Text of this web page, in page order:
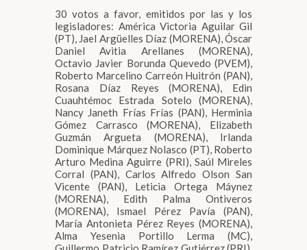
30 votos a favor, emitidos por las y los
legisladores: América Victoria Aguilar Gil
(PT), Jael Argüelles Díaz (MORENA), Óscar
Daniel Avitia Arellanes (MORENA),
Octavio Javier Borunda Quevedo (PVEM),
Roberto Marcelino Carreón Huitrón (PAN),
Rosana Díaz Reyes (MORENA), Edin
Cuauhtémoc Estrada Sotelo (MORENA),
Nancy Janeth Frías Frías (PAN), Herminia
Gómez Carrasco (MORENA), Elizabeth
Guzmán Argueta (MORENA), Irlanda
Dominique Márquez Nolasco (PT), Roberto
Arturo Medina Aguirre (PRI), Saúl Mireles
Corral (PAN), Carlos Alfredo Olson San
Vicente (PAN), Leticia Ortega Máynez
(MORENA), Edith Palma Ontiveros
(MORENA), Ismael Pérez Pavía (PAN),
María Antonieta Pérez Reyes (MORENA),
Alma Yesenia Portillo Lerma (MC),